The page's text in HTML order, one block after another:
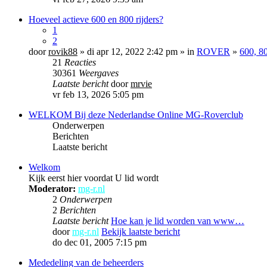
Hoeveel actieve 600 en 800 rijders?
1
2
doorrovik88 » di apr 12, 2022 2:42 pm » in ROVER » 600,
21 Reacties
30361 Weergaves
Laatste berichtdoormrvie
vr feb 13, 2026 5:05 pm
WELKOM Bij deze Nederlandse Online MG-Roverclub
Onderwerpen
Berichten
Laatste bericht
Welkom
Kijk eerst hier voordat U lid wordt
Moderator: mg-r.nl
2 Onderwerpen
2 Berichten
Laatste bericht Hoe kan je lid worden van www…
doormg-r.nl Bekijk laatste bericht
do dec 01, 2005 7:15 pm
Mededeling van de beheerders